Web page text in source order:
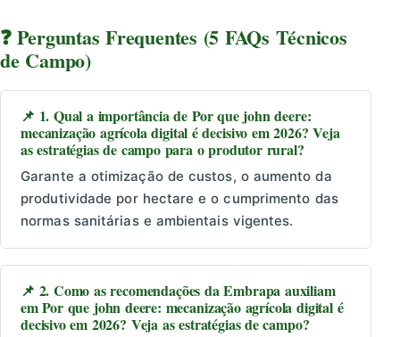
❓ Perguntas Frequentes (5 FAQs Técnicos
de Campo)
📌 1. Qual a importância de Por que john deere:
mecanização agrícola digital é decisivo em 2026? Veja
as estratégias de campo para o produtor rural?
Garante a otimização de custos, o aumento da
produtividade por hectare e o cumprimento das
normas sanitárias e ambientais vigentes.
📌 2. Como as recomendações da Embrapa auxiliam
em Por que john deere: mecanização agrícola digital é
decisivo em 2026? Veja as estratégias de campo?